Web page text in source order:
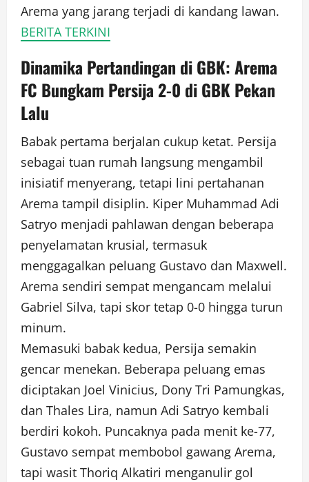
Arema yang jarang terjadi di kandang lawan.
BERITA TERKINI
Dinamika Pertandingan di GBK: Arema
FC Bungkam Persija 2-0 di GBK Pekan
Lalu
Babak pertama berjalan cukup ketat. Persija
sebagai tuan rumah langsung mengambil
inisiatif menyerang, tetapi lini pertahanan
Arema tampil disiplin. Kiper Muhammad Adi
Satryo menjadi pahlawan dengan beberapa
penyelamatan krusial, termasuk
menggagalkan peluang Gustavo dan Maxwell.
Arema sendiri sempat mengancam melalui
Gabriel Silva, tapi skor tetap 0-0 hingga turun
minum.
Memasuki babak kedua, Persija semakin
gencar menekan. Beberapa peluang emas
diciptakan Joel Vinicius, Dony Tri Pamungkas,
dan Thales Lira, namun Adi Satryo kembali
berdiri kokoh. Puncaknya pada menit ke-77,
Gustavo sempat membobol gawang Arema,
tapi wasit Thoriq Alkatiri menganulir gol